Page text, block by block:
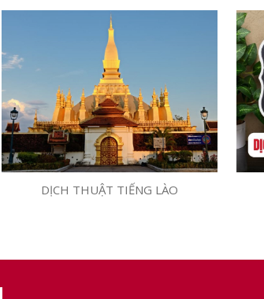
DỊCH THUẬT TIẾNG LÀO